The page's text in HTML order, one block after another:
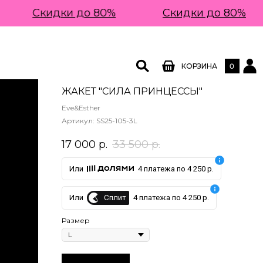
КОРЗИНА 0
Скидки до 80% Скидки до 80%
ЖАКЕТ "СИЛА ПРИНЦЕССЫ"
Eve&Esther
Артикул: SS25-105-3L
17 000 р. 33 500 р.
Или 4 платежа по 4 250 р.
Или Сплит 4 платежа по 4 250 р.
Размер